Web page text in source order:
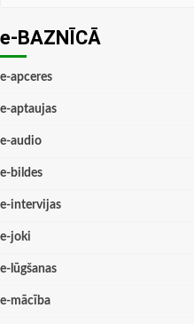
e-BAZNĪCĀ
e-apceres
e-aptaujas
e-audio
e-bildes
e-intervijas
e-joki
e-lūgšanas
e-mācība